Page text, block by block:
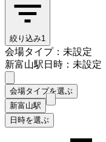
絞り込み1
会場タイプ：未設定
新富山駅日時：未設定
会場タイプを選ぶ
新富山駅
日時を選ぶ